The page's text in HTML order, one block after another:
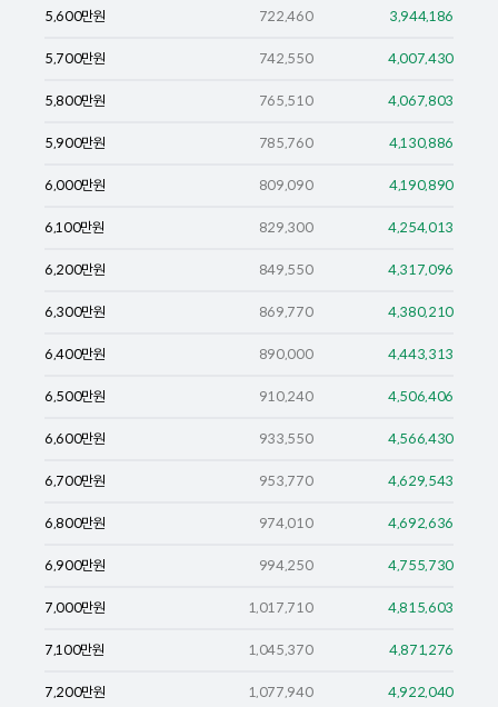
5,600만원 722,460 3,944,186
5,700만원 742,550 4,007,430
5,800만원 765,510 4,067,803
5,900만원 785,760 4,130,886
6,000만원 809,090 4,190,890
6,100만원 829,300 4,254,013
6,200만원 849,550 4,317,096
6,300만원 869,770 4,380,210
6,400만원 890,000 4,443,313
6,500만원 910,240 4,506,406
6,600만원 933,550 4,566,430
6,700만원 953,770 4,629,543
6,800만원 974,010 4,692,636
6,900만원 994,250 4,755,730
7,000만원 1,017,710 4,815,603
7,100만원 1,045,370 4,871,276
7,200만원 1,077,940 4,922,040